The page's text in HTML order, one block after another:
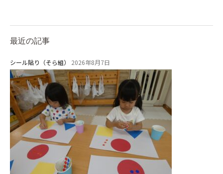
最近の記事
シール貼り（そら組） 2026年8月7日
給⾷
課外教室
理事長のことば
教育と保育
美⽊多幼稚園の理想
園の1⽇